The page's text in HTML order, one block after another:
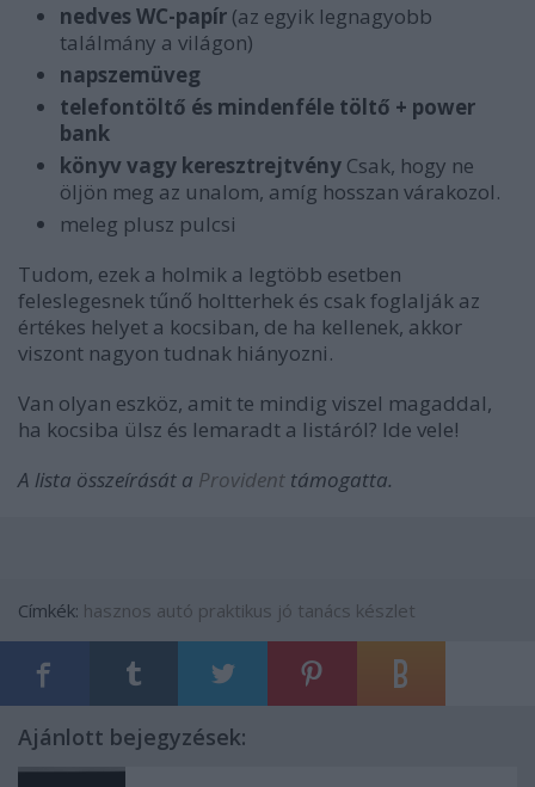
nedves WC-papír (az egyik legnagyobb
találmány a világon)
napszemüveg
telefontöltő és mindenféle töltő + power
bank
könyv vagy keresztrejtvény Csak, hogy ne
öljön meg az unalom, amíg hosszan várakozol.
meleg plusz pulcsi
Tudom, ezek a holmik a legtöbb esetben
feleslegesnek tűnő holtterhek és csak foglalják az
értékes helyet a kocsiban, de ha kellenek, akkor
viszont nagyon tudnak hiányozni.
Van olyan eszköz, amit te mindig viszel magaddal,
ha kocsiba ülsz és lemaradt a listáról? Ide vele!
A lista összeírását a Provident támogatta.
Címkék: hasznos autó praktikus jó tanács készlet
Ajánlott bejegyzések: